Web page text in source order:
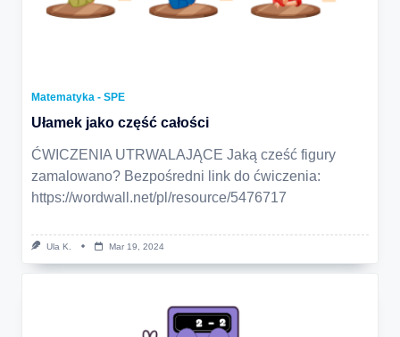
Matematyka - SPE
Ułamek jako część całości
ĆWICZENIA UTRWALAJĄCE Jaką cześć figury
zamalowano? Bezpośredni link do ćwiczenia:
https://wordwall.net/pl/resource/5476717
Ula K. Mar 19, 2024